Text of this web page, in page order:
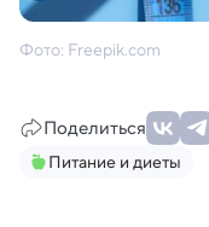
Фото: Freepik.com
Поделиться
Питание и диеты